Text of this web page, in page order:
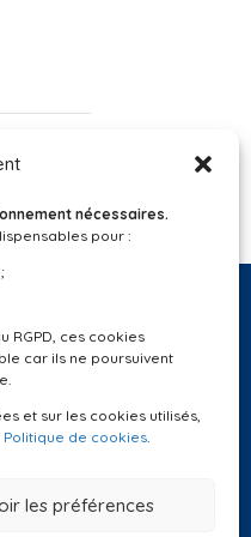
nécessaires.
pour :
RGPD, ces cookies
car ils ne poursuivent
et sur les cookies utilisés,
Politique de cookies.
les préférences
nous